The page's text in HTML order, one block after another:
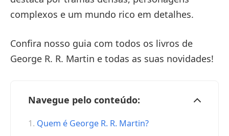
complexos e um mundo rico em detalhes.
Confira nosso guia com todos os livros de
George R. R. Martin e todas as suas novidades!
Navegue pelo conteúdo:
Quem é George R. R. Martin?